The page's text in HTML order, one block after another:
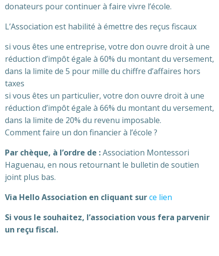
donateurs pour continuer à faire vivre l’école.
L’Association est habilité à émettre des reçus fiscaux
si vous êtes une entreprise, votre don ouvre droit à une
réduction d’impôt égale à 60% du montant du versement,
dans la limite de 5 pour mille du chiffre d’affaires hors
taxes
si vous êtes un particulier, votre don ouvre droit à une
réduction d’impôt égale à 66% du montant du versement,
dans la limite de 20% du revenu imposable.
Comment faire un don financier à l’école ?
Par chèque, à l’ordre de :Association Montessori
Haguenau, en nous retournant le bulletin de soutien
joint plus bas.
Via Hello Association en cliquant surce lien
Si vous le souhaitez, l’association vous fera parvenir
un reçu fiscal.